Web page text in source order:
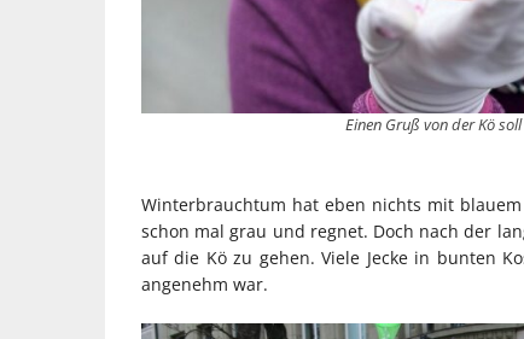
Einen Gruß von der Kö
Winterbrauchtum hat eben nichts mit
schon mal grau und regnet. Doch nach der
auf die Kö zu gehen. Viele Jecke in bunten
angenehm war.